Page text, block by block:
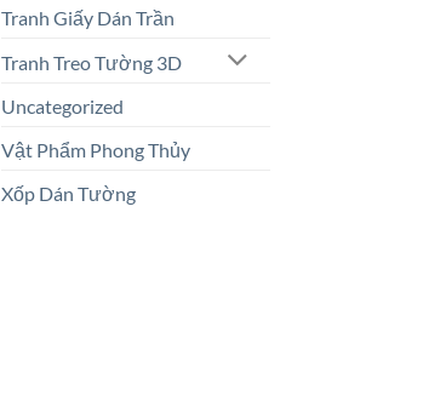
Tranh Giấy Dán Trần
Tranh Treo Tường 3D
Uncategorized
Vật Phẩm Phong Thủy
Xốp Dán Tường